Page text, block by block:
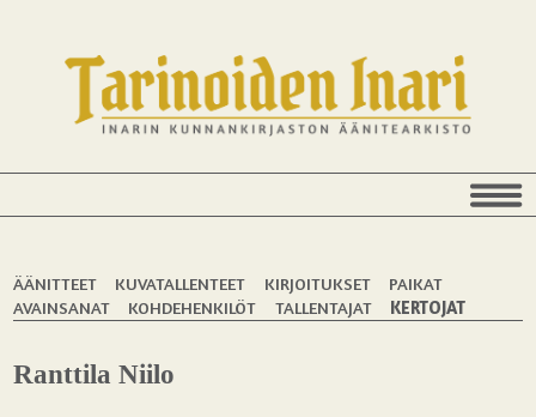
ÄÄNITTEET KUVATALLENTEET KIRJOITUKSET
PAIKAT
AVAINSANAT
KOHDEHENKILÖT TALLENTAJAT KERTOJAT
Ranttila Niilo